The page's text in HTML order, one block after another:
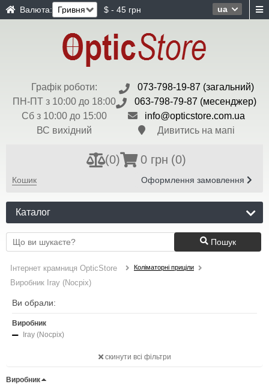
ua
Валюта: $ - 45 грн
Графік роботи:
ПН-ПТ з 10:00 до 18:00
Сб з 10:00 до 15:00
ВС вихідний
073-798-19-87 (загальний)
063-798-79-87 (месенджер)
info@opticstore.com.ua
Дивитись на мапі
(0) 0 грн (0)
Кошик Оформлення замовлення
Каталог
Пошук
Інтернет крамниця OpticStore Коліматорні приціли
Виробник Iray (Nocpix)
Ви обрали:
Виробник
Iray (Nocpix)
скинути всі фільтри
Виробник